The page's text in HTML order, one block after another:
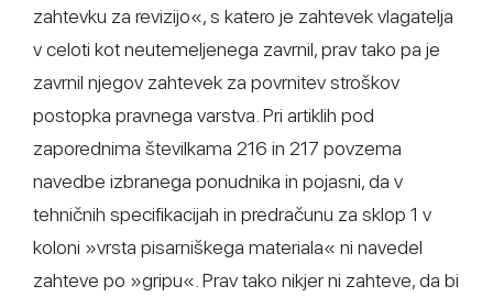
zahtevku za revizijo«, s katero je zahtevek vlagatelja
v celoti kot neutemeljenega zavrnil, prav tako pa je
zavrnil njegov zahtevek za povrnitev stroškov
postopka pravnega varstva. Pri artiklih pod
zaporednima številkama 216 in 217 povzema
navedbe izbranega ponudnika in pojasni, da v
tehničnih specifikacijah in predračunu za sklop 1 v
koloni »vrsta pisarniškega materiala« ni navedel
zahteve po »gripu«. Prav tako nikjer ni zahteve, da bi